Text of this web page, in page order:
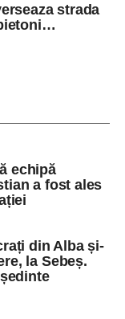
strada
echipă
a fost ales
din Alba și-
la Sebeș.